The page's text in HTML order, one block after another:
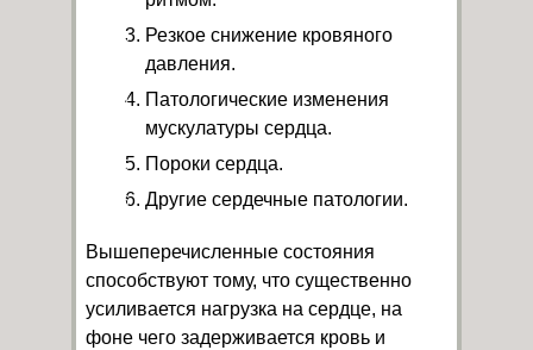
Резкое снижение кровяного
давления.
Патологические изменения
мускулатуры сердца.
Пороки сердца.
Другие сердечные патологии.
Вышеперечисленные состояния
способствуют тому, что существенно
усиливается нагрузка на сердце, на
фоне чего задерживается кровь и